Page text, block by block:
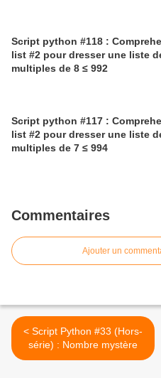
Script python #118 :
list #2 pour dresser une liste
multiples de 8 ≤ 992
Script python #117 :
list #2 pour dresser une liste
multiples de 7 ≤ 994
Commentaires
Ajouter un
< Script Python #33 (Hors-
série) : Nombre mystère